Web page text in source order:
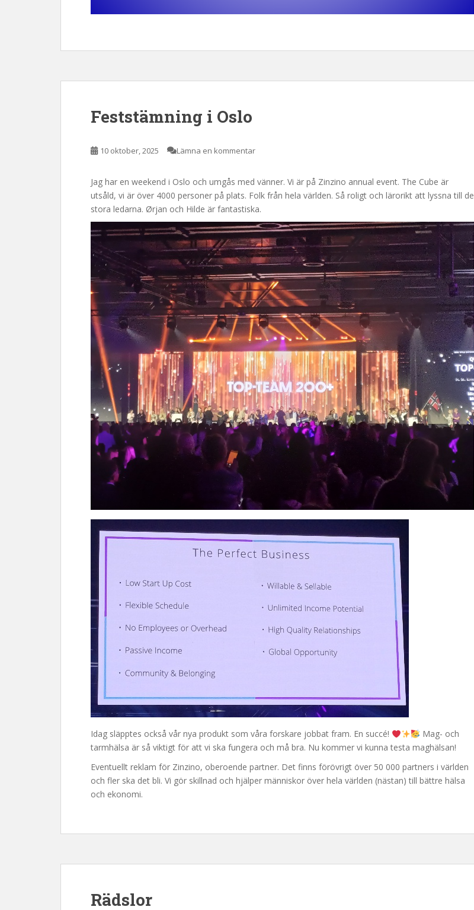
Feststämning i Oslo
10 oktober, 2025 Lämna en kommentar
Jag har en weekend i Oslo och umgås med vänner. Vi är på Zinzino annual event. The Cube är
utsåld, vi är över 4000 personer på plats. Folk från hela världen. Så roligt och lärorikt att lyssna till de
stora ledarna. Ørjan och Hilde är fantastiska.
Idag släpptes också vår nya produkt som våra forskare jobbat fram. En succé!
Mag- och
tarmhälsa är så viktigt för att vi ska fungera och må bra. Nu kommer vi kunna testa maghälsan!
Eventuellt reklam för Zinzino, oberoende partner. Det finns förövrigt över 50 000 partners i världen
och fler ska det bli. Vi gör skillnad och hjälper människor över hela världen (nästan) till bättre hälsa
och ekonomi.
Rädslor